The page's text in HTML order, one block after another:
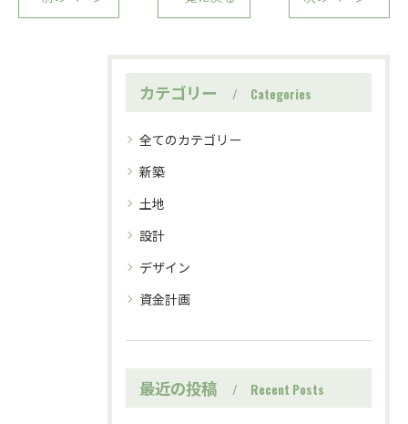
カテゴリー Categories
全てのカテゴリー
新築
土地
設計
デザイン
資金計画
最近の投稿 Recent Posts